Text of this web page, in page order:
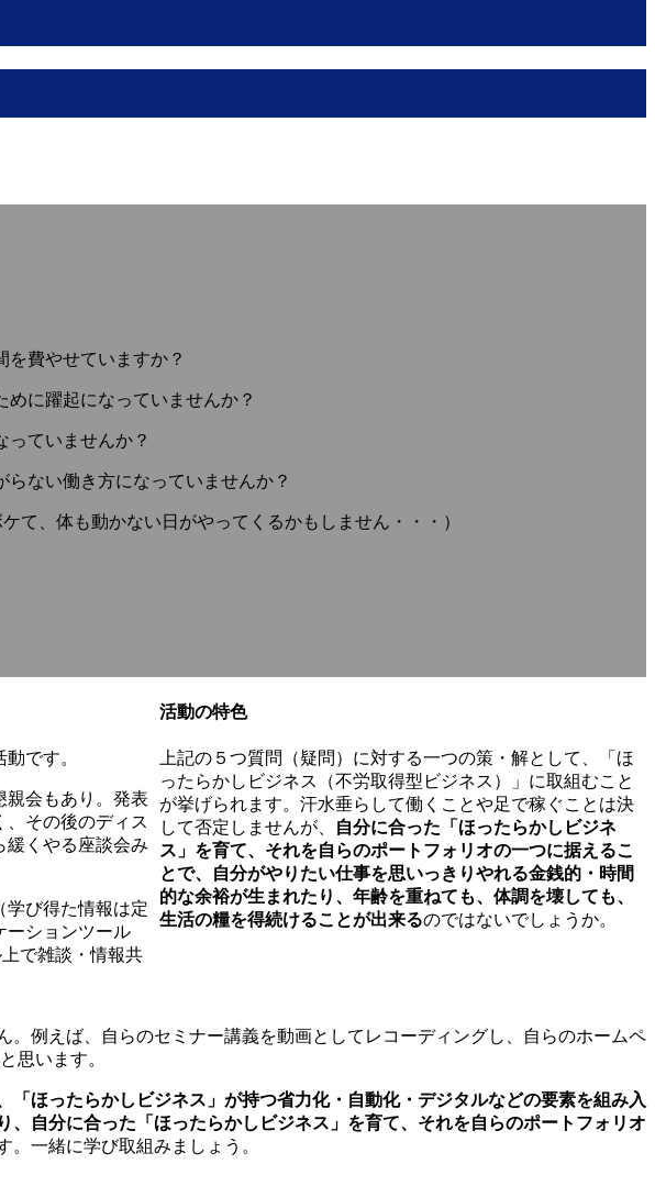
を費やせていますか？
に躍起になっていませんか？
っていませんか？
ない働き方になっていませんか？
て、体も動かない日がやってくるかもしません・・・）
です。
会もあり。発表
、その後のディス
緩くやる座談会み
び得た情報は定
ーションツール
で雑談・情報共
活動の特色
上記の５つ質問（疑問）に対する一つの策・解として、「ほ
ったらかしビジネス（不労取得型ビジネス）」に取組むこと
が挙げられます。汗水垂らして働くことや足で稼ぐことは決
して否定しませんが、 自分に合った「ほったらかしビジネ
ス」を育て、それを自らのポートフォリオの一つに据えるこ
とで、自分がやりたい仕事を思いっきりやれる金銭的・時間
的な余裕が生まれたり、年齢を重ねても、体調を壊しても、
生活の糧を得続けることが出来るのではないでしょうか。
例えば、自らのセミナー講義を動画としてレコーディングし、自らのホームペ
思います。
「ほったらかしビジネス」が持つ省力化・自動化・デジタルなどの要素を組み入
、自分に合った「ほったらかしビジネス」を育て、それを自らのポートフォリオ
。一緒に学び取組みましょう。